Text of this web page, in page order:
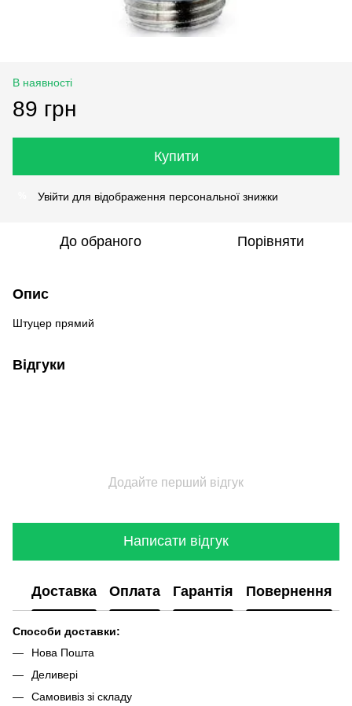
В наявності
89 грн
Купити
Увійти для відображення персональної знижки
До обраного Порівняти
Опис
Штуцер прямий
Відгуки
Додайте перший відгук
Написати відгук
Доставка Оплата Гарантія Повернення
Способи доставки:
Нова Пошта
Деливері
Самовивіз зі складу